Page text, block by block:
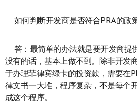
如何判断开发商是否符合PRA的政
答：最简单的办法就是要开发商提
没有的话，基本上做不到。除非开发
于办理菲律宾绿卡的投资款，需要在
律文书一大堆，程序复杂，不是每个
成这个程序。